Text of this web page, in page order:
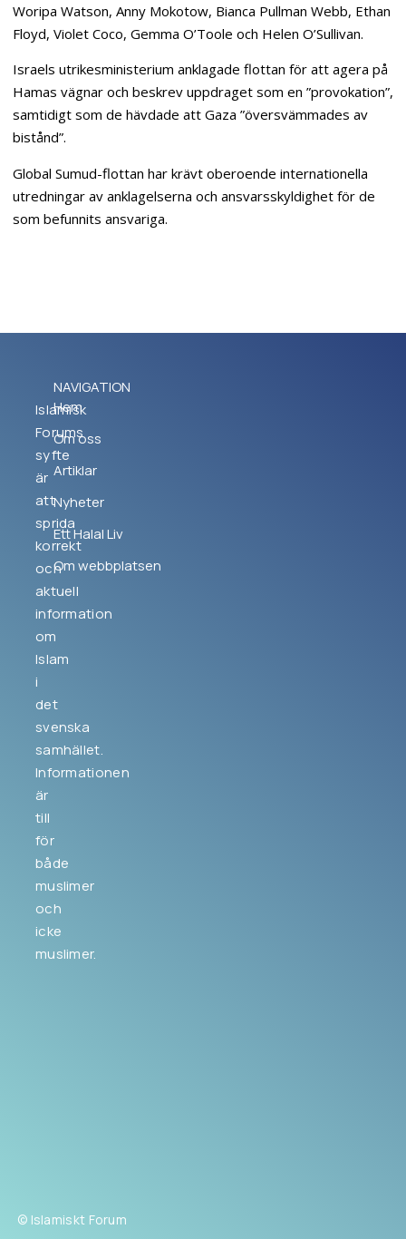
Woripa Watson, Anny Mokotow, Bianca Pullman Webb, Ethan
Floyd, Violet Coco, Gemma O’Toole och Helen O’Sullivan.
Israels utrikesministerium anklagade flottan för att agera på
Hamas vägnar och beskrev uppdraget som en ”provokation”,
samtidigt som de hävdade att Gaza ”översvämmades av
bistånd”.
Global Sumud-flottan har krävt oberoende internationella
utredningar av anklagelserna och ansvarsskyldighet för de
som befunnits ansvariga.
Islamisk
Forums
syfte
är
att
sprida
korrekt
och
aktuell
information
om
Islam
i
det
svenska
samhället.
Informationen
är
till
för
både
muslimer
och
icke
muslimer.
NAVIGATION
Hem
Om oss
Artiklar
Nyheter
Ett Halal Liv
Om webbplatsen
© Islamiskt Forum